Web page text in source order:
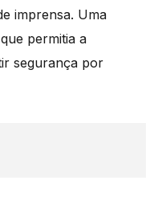
imprensa. Uma
permitia a
segurança por